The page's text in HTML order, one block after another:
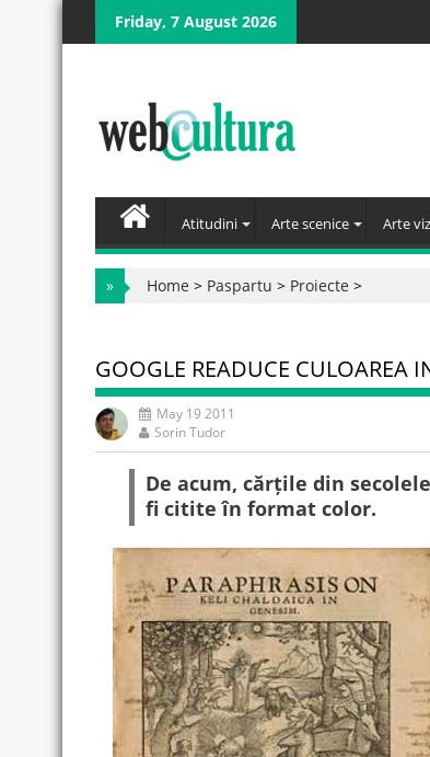
Skip
Friday, 7 August 2026
Atitudini Arte scenice Arte
» Home > Paspartu > Proiecte >
GOOGLE READUCE CULOAREA
May 19 2011
Sorin Tudor
De acum, cărțile din
fi citite în format color.